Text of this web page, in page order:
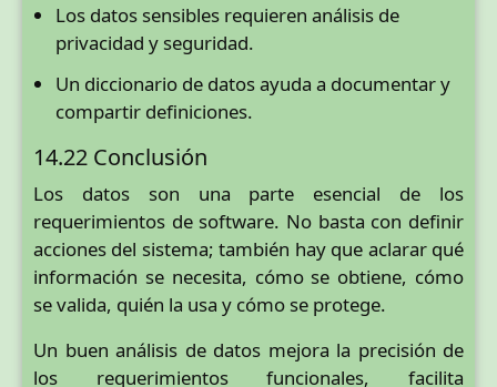
Los datos sensibles requieren análisis de
privacidad y seguridad.
Un diccionario de datos ayuda a documentar y
compartir definiciones.
14.22 Conclusión
Los datos son una parte esencial de los
requerimientos de software. No basta con definir
acciones del sistema; también hay que aclarar qué
información se necesita, cómo se obtiene, cómo
se valida, quién la usa y cómo se protege.
Un buen análisis de datos mejora la precisión de
los requerimientos funcionales, facilita